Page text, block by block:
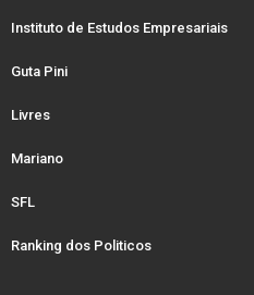
Instituto de Estudos Empresariais
Guta Pini
Livres
Mariano
SFL
Ranking dos Politicos